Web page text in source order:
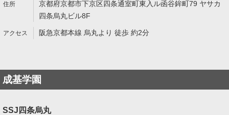
京都府京都市下京区四条通室町東入ル函谷鉾町79 ヤサカ
四条烏丸ビル8F
阪急京都本線 烏丸より 徒歩 約2分
成基学園
SSJ四条烏丸